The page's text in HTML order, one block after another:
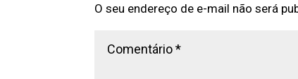
O seu endereço de e-mail não será